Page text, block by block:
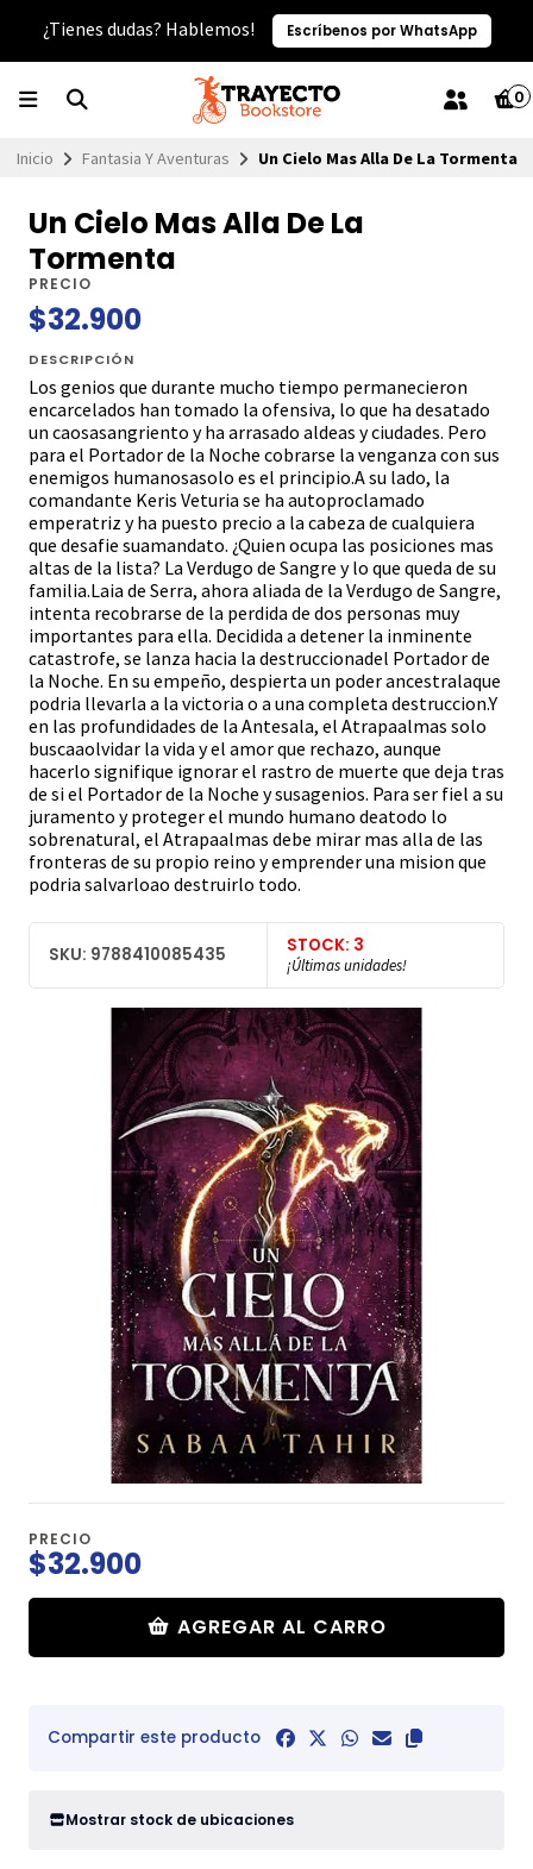
¿Tienes dudas? Hablemos! Escríbenos por WhatsApp
0
Inicio Fantasia Y Aventuras Un Cielo Mas Alla De La Tormenta
Un Cielo Mas Alla De La
Tormenta
PRECIO
$32.900
DESCRIPCIÓN
Los genios que durante mucho tiempo permanecieron
encarcelados han tomado la ofensiva, lo que ha desatado
un caosasangriento y ha arrasado aldeas y ciudades. Pero
para el Portador de la Noche cobrarse la venganza con sus
enemigos humanosasolo es el principio.A su lado, la
comandante Keris Veturia se ha autoproclamado
emperatriz y ha puesto precio a la cabeza de cualquiera
que desafie suamandato. ¿Quien ocupa las posiciones mas
altas de la lista? La Verdugo de Sangre y lo que queda de su
familia.Laia de Serra, ahora aliada de la Verdugo de Sangre,
intenta recobrarse de la perdida de dos personas muy
importantes para ella. Decidida a detener la inminente
catastrofe, se lanza hacia la destruccionadel Portador de
la Noche. En su empeño, despierta un poder ancestralaque
podria llevarla a la victoria o a una completa destruccion.Y
en las profundidades de la Antesala, el Atrapaalmas solo
buscaaolvidar la vida y el amor que rechazo, aunque
hacerlo signifique ignorar el rastro de muerte que deja tras
de si el Portador de la Noche y susagenios. Para ser fiel a su
juramento y proteger el mundo humano deatodo lo
sobrenatural, el Atrapaalmas debe mirar mas alla de las
fronteras de su propio reino y emprender una mision que
podria salvarloao destruirlo todo.
SKU: 9788410085435 STOCK: 3
¡Últimas unidades!
PRECIO
$32.900
AGREGAR AL CARRO
Compartir este producto
Mostrar stock de ubicaciones